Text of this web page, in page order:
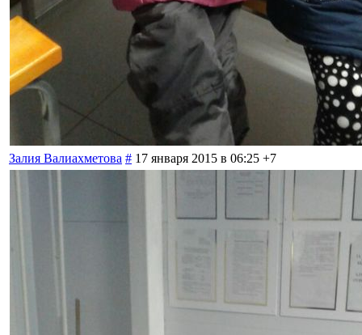
Залия Валиахметова # 17 января 2015 в 06:25 +7